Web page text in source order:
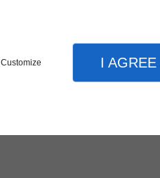
Customize I AGREE